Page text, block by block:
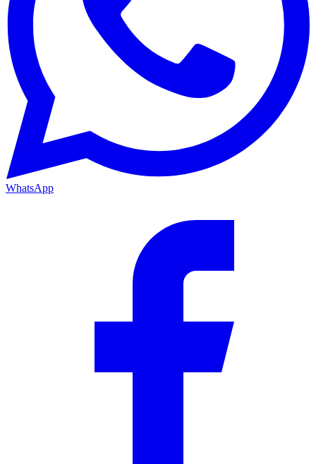
WhatsApp